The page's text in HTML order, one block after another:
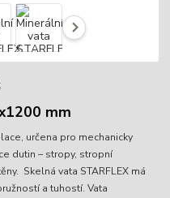
mm
určena pro mechanicky
dutin – stropy, stropní
Skelná vata STARFLEX má
a tuhostí. Vata